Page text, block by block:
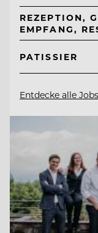
REZEPTION,
EMPFANG,
PATISSIER
Entdecke alle Jobs